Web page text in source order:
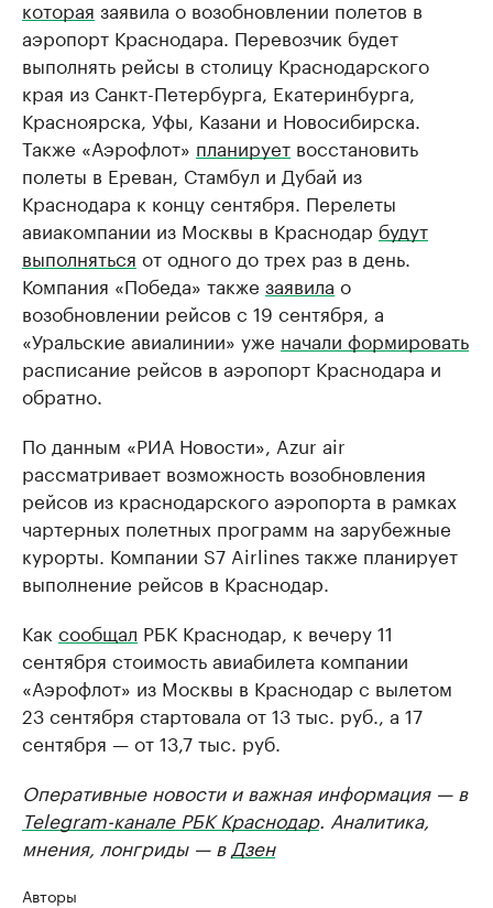
которая заявила о возобновлении полетов в
аэропорт Краснодара. Перевозчик будет
выполнять рейсы в столицу Краснодарского
края из Санкт-Петербурга, Екатеринбурга,
Красноярска, Уфы, Казани и Новосибирска.
Также «Аэрофлот» планирует восстановить
полеты в Ереван, Стамбул и Дубай из
Краснодара к концу сентября. Перелеты
авиакомпании из Москвы в Краснодар будут
выполняться от одного до трех раз в день.
Компания «Победа» также заявила о
возобновлении рейсов с 19 сентября, а
«Уральские авиалинии» уже начали формировать
расписание рейсов в аэропорт Краснодара и
обратно.
По данным «РИА Новости», Azur air
рассматривает возможность возобновления
рейсов из краснодарского аэропорта в рамках
чартерных полетных программ на зарубежные
курорты. Компании S7 Airlines также планирует
выполнение рейсов в Краснодар.
Как сообщал РБК Краснодар, к вечеру 11
сентября стоимость авиабилета компании
«Аэрофлот» из Москвы в Краснодар с вылетом
23 сентября стартовала от 13 тыс. руб., а 17
сентября — от 13,7 тыс. руб.
Оперативные новости и важная информация — в
Telegram-канале РБК Краснодар. Аналитика,
мнения, лонгриды — в Дзен
Авторы